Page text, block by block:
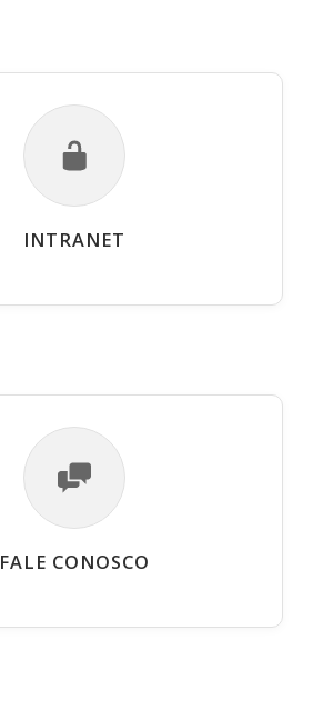
INTRANET
FALE CONOSCO